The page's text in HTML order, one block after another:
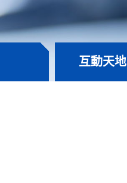
互動天地